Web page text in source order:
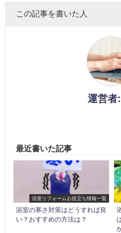
この記事を書いた人
運営者
最近書いた記事
浴室リフォームお役立ち情報一覧
浴室の寒さ対策はどうすれば良
い？おすすめの方法は？